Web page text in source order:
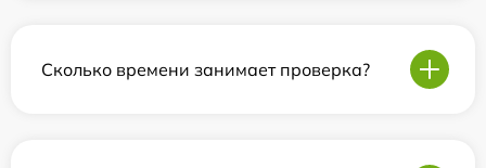
Сколько времени занимает проверка?